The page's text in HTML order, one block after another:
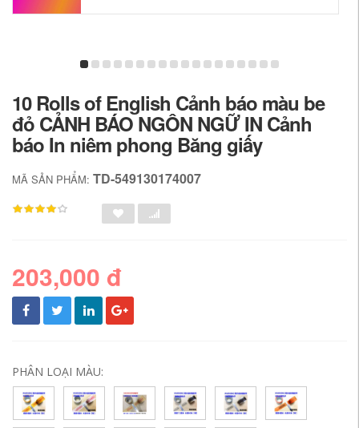
10 Rolls of English Cảnh báo màu be
đỏ CẢNH BÁO NGÔN NGỮ IN Cảnh
báo In niêm phong Băng giấy
MÃ SẢN PHẨM: TD-549130174007
203,000 đ
PHÂN LOẠI MÀU: